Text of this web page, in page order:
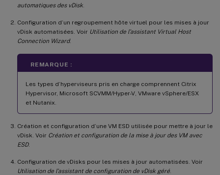
automatiques des vDisk
Configuration d’un regroupement hôte virtuel pour les mises à jour
vDisk automatisées. Voir Utilisation de l’assistant Virtual Host
Connection Wizard.
REMARQUE :
Les types d’hyperviseurs pris en charge comprennent Citrix
Hypervisor, Microsoft SCVMM/Hyper-V, VMware vSphere/ESX
et Nutanix.
Création et configuration d’une VM ESD utilisée pour mettre à jour le
vDisk. Voir Création et configuration de la mise à jour des VM avec
ESD.
Configuration de vDisks pour les mises à jour automatisées. Voir
Utilisation de l’assistant de configuration de vDisk géré